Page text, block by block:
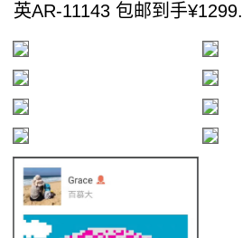
英AR-11143 包邮到手¥1299.